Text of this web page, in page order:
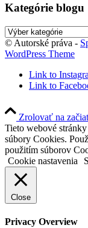
Kategórie blogu
Kategórie
blogu
© Autorské práva -
WordPress Theme
Link to
Link to
Zrolovať na
Tieto webové
súbory Cookies.
použitím súborov
Cookie nastavenia
Close
Privacy Overview